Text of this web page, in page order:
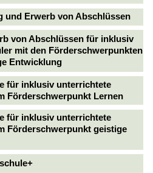
und Erwerb von Abschlüssen
von Abschlüssen für inklusiv
mit den Förderschwerpunkten
Entwicklung
für inklusiv unterrichtete
Förderschwerpunkt Lernen
für inklusiv unterrichtete
Förderschwerpunkt geistige